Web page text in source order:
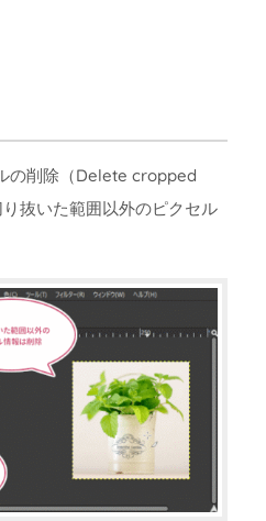
の削除（Delete cropped
抜いた範囲以外のピクセル